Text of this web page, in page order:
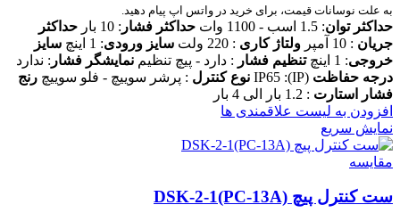
به علت نوسانات قیمت، برای خرید در واتس اپ پیام دهید.
حداکثر توا ن: 1.5 اسب - 1100 وات حداکثر فشار : 10 بار
حداکثر
جریان : 10 آمپر ولتاژ کاری : 220 ولت سایز ورودی: 1 اینچ
سایز
خروجی: 1 اینچ تنظیم فشار : دارد - پیچ تنظیم نمایشگر فشار : ندارد
درجه حفاظت (IP): IP65 نوع کنترل : پرشر سوییچ - فلو سوییچ رنج
فشار استارت : 1.2 بار الی 4 بار
افزودن به لیست علاقمندی ها
نمایش سریع
مقایسه
ست کنترل پیچ DSK-2-1(PC-13A)